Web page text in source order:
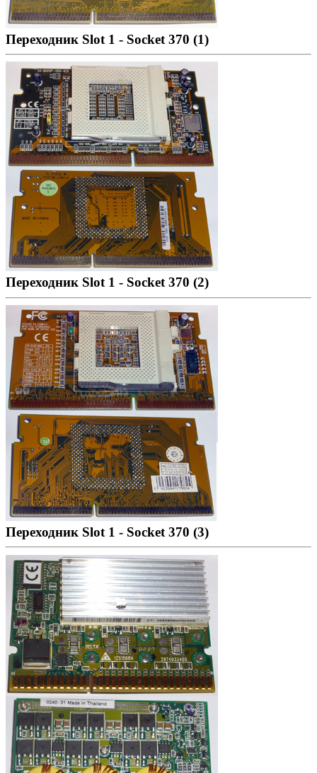
Переходник Slot 1 - Socket 370 (1)
Переходник Slot 1 - Socket 370 (2)
Переходник Slot 1 - Socket 370 (3)